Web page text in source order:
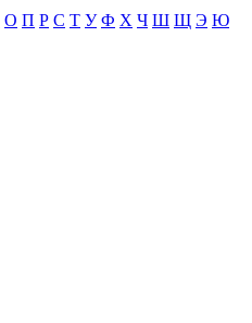
О П Р С Т У Ф Х Ч Ш Щ Э Ю